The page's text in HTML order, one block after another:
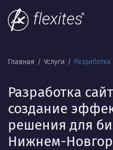
Главная Услуги
Разработка
создание
решения для
Нижнем-